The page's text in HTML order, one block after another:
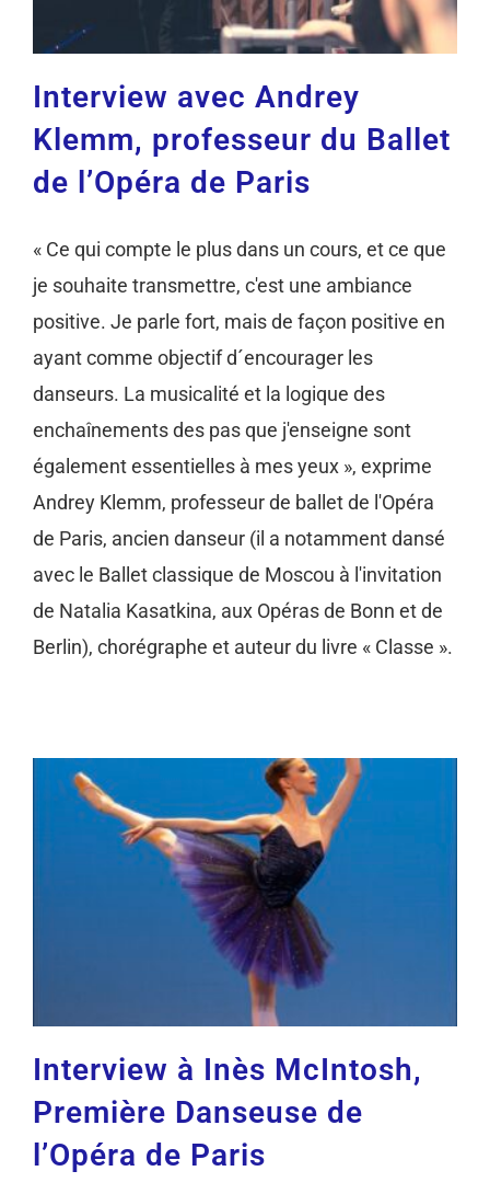
Interview avec Andrey
Klemm, professeur du Ballet
de l’Opéra de Paris
« Ce qui compte le plus dans un cours, et ce que
je souhaite transmettre, c'est une ambiance
positive. Je parle fort, mais de façon positive en
ayant comme objectif d´encourager les
danseurs. La musicalité et la logique des
enchaînements des pas que j'enseigne sont
également essentielles à mes yeux », exprime
Andrey Klemm, professeur de ballet de l'Opéra
de Paris, ancien danseur (il a notamment dansé
avec le Ballet classique de Moscou à l'invitation
de Natalia Kasatkina, aux Opéras de Bonn et de
Berlin), chorégraphe et auteur du livre « Classe ».
Interview à Inès McIntosh,
Première Danseuse de
l’Opéra de Paris